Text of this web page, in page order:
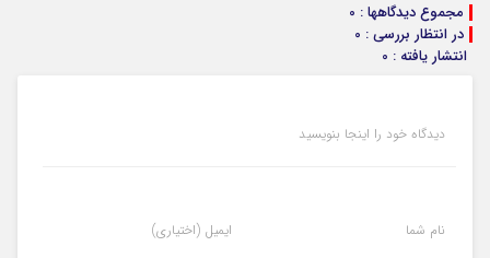
مجموع دیدگاهها : 0
در انتظار بررسی : 0
انتشار یافته : 0
دیدگاه خود را اینجا بنویسید
نام شما ایمیل (اختیاری)